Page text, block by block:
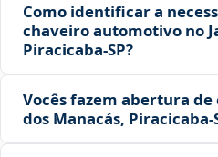
Como identificar a
chaveiro automotivo no
Piracicaba‑SP?
Vocês fazem abertura
dos Manacás,